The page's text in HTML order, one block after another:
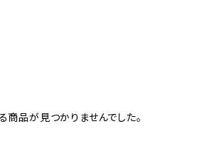
商品が見つかりませんでした。